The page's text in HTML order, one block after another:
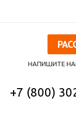
НАПИШИТЕ
+7 (800)